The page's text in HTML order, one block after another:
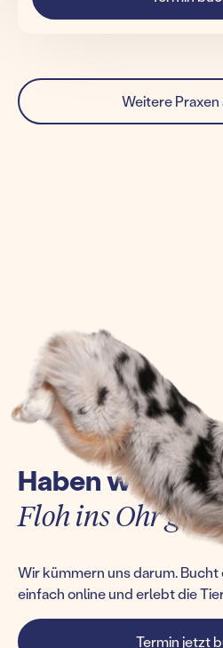
Weitere Praxen
Haben wir
Floh ins Ohr
Wir kümmern uns darum.
einfach online und erlebt die
Termin jetzt